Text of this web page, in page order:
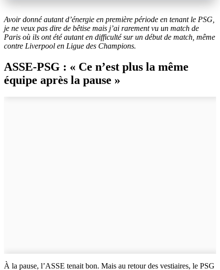
Avoir donné autant d’énergie en première période en tenant le PSG,
je ne veux pas dire de bêtise mais j’ai rarement vu un match de
Paris où ils ont été autant en difficulté sur un début de match, même
contre Liverpool en Ligue des Champions.
ASSE-PSG : « Ce n’est plus la même
équipe après la pause »
À la pause, l’ASSE tenait bon. Mais au retour des vestiaires, le PSG